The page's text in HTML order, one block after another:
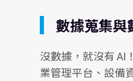
數據蒐集與
沒數據，就沒有 AI
業管理平台、設備